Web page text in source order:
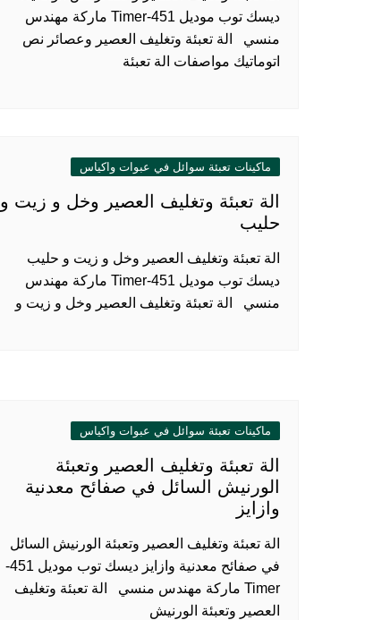
ديسك توب موديل 451-Timer ماركة مهندس
منسي الة تعبئة وتغليف العصير وعصائر نص
اتوماتيك مواصفات الة تعبئة
ماكينات تعبئة سوائل في عبوات واكياس
الة تعبئة وتغليف العصير وخل و زيت و
حليب
الة تعبئة وتغليف العصير وخل و زيت و حليب
ديسك توب موديل 451-Timer ماركة مهندس
منسي الة تعبئة وتغليف العصير وخل و زيت و
ماكينات تعبئة سوائل في عبوات واكياس
الة تعبئة وتغليف العصير وتعبئة
الورنيش السائل في صفائح معدنية
وازايز
الة تعبئة وتغليف العصير وتعبئة الورنيش السائل
في صفائح معدنية وازايز ديسك توب موديل 451-
Timer ماركة مهندس منسي الة تعبئة وتغليف
العصير وتعبئة الورنيش